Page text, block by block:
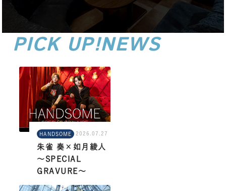
PICK UP!NEWS
HANDSOME 2026.07.27
朱雀 奏×如月綾人
～SPECIAL
GRAVURE～